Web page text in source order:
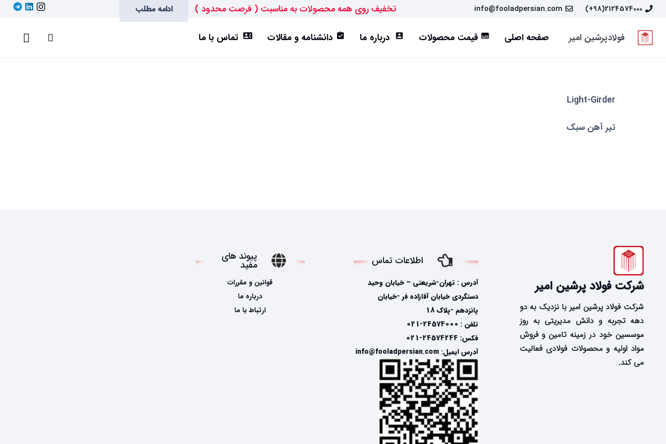
2124574000(98+)
info@fooladpersian.com تخفیف روی همه محصولات به مناسبت ( فرصت محدود ) ادامه مطلب
فولادپرشین امیر صفحه اصلی subtitles قیمت محصولات account_box درباره ما assignment_turned_in دانشنامه و مقالات contact_phone تماس با ما
Light-Girder
تیر آهن سبک
شرکت فولاد پرشین امیر
شرکت فولاد پرشین امیر با نزدیک به دو
دهه تجربه و دانش مدیریتی به روز
موسسین خود در زمینه تامین و فروش
مواد اولیه و محصولات فولادی فعالیت
می کند.
اطلاعات تماس
آدرس : تهران-شریعتی – خیابان وحید
دستگردی خیابان آقازاده فر -خیابان
پانزدهم -پلاک 18
تلفن : 24574000-021
فکس: 24574244-021
آدرس ایمیل: info@fooladpersian.com
پیوند های
مفید
قوانین و مقررات
درباره ما
ارتباط با ما